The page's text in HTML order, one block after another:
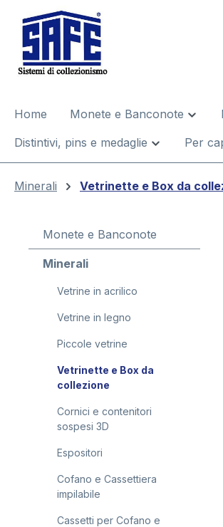
Passa alla navigazione
Home Monete e Banconote
Distintivi, pins e medaglie
Per
Minerali Vetrinette e Box da
Monete e Banconote
Minerali
Vetrine in acrilico
Vetrine in legno
Piccole vetrine
Vetrinette e Box da
collezione
Cornici e contenitori
sospesi 3D
Espositori
Cofano e Cassettiera
impilabile
Cassetti per Cofano e